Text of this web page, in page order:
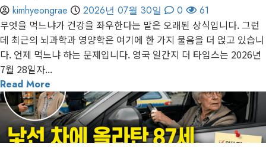
kimhyeongrae 2026년 07월 30일 0 61
무엇을 먹느냐가 건강을 좌우한다는 말은 오래된 상식입니다. 그런
데 최근의 뇌과학과 영양학은 여기에 한 가지 물음을 더 얹고 있습니
다. 언제 먹느냐 하는 문제입니다. 영국 일간지 더 타임스는 2026년
7월 28일자...
Read More
1 minute read
게재된 글
아침마다 지혜